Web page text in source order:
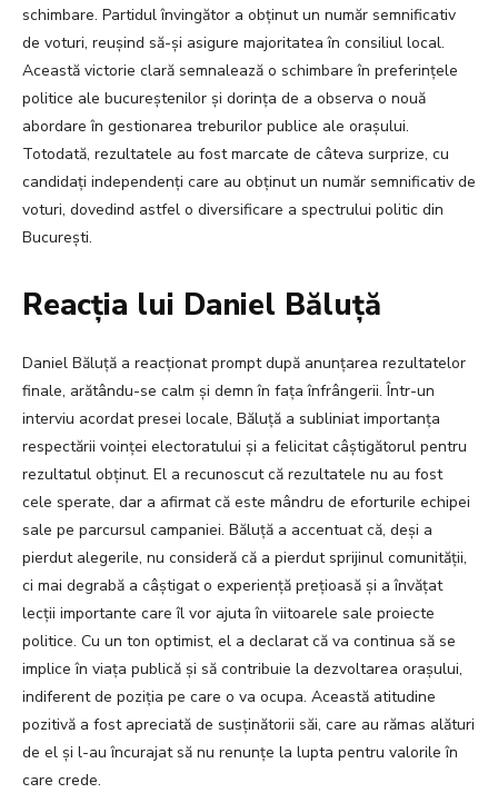
schimbare. Partidul învingător a obținut un număr semnificativ
de voturi, reușind să-și asigure majoritatea în consiliul local.
Această victorie clară semnalează o schimbare în preferințele
politice ale bucureștenilor și dorința de a observa o nouă
abordare în gestionarea treburilor publice ale orașului.
Totodată, rezultatele au fost marcate de câteva surprize, cu
candidați independenți care au obținut un număr semnificativ de
voturi, dovedind astfel o diversificare a spectrului politic din
București.
Reacția lui Daniel Băluță
Daniel Băluță a reacționat prompt după anunțarea rezultatelor
finale, arătându-se calm și demn în fața înfrângerii. Într-un
interviu acordat presei locale, Băluță a subliniat importanța
respectării voinței electoratului și a felicitat câștigătorul pentru
rezultatul obținut. El a recunoscut că rezultatele nu au fost
cele sperate, dar a afirmat că este mândru de eforturile echipei
sale pe parcursul campaniei. Băluță a accentuat că, deși a
pierdut alegerile, nu consideră că a pierdut sprijinul comunității,
ci mai degrabă a câștigat o experiență prețioasă și a învățat
lecții importante care îl vor ajuta în viitoarele sale proiecte
politice. Cu un ton optimist, el a declarat că va continua să se
implice în viața publică și să contribuie la dezvoltarea orașului,
indiferent de poziția pe care o va ocupa. Această atitudine
pozitivă a fost apreciată de susținătorii săi, care au rămas alături
de el și l-au încurajat să nu renunțe la lupta pentru valorile în
care crede.